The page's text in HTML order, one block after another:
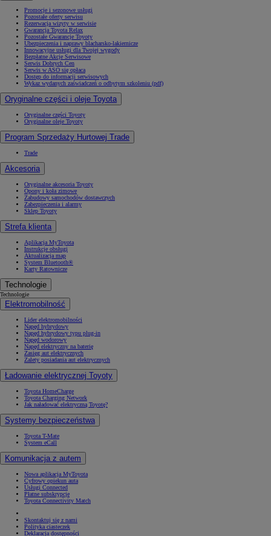
Promocje i sezonowe usługi
Pozostałe oferty serwisu
Rezerwacja wizyty w serwisie
Gwarancja Toyota Relax
Pozostałe Gwarancje Toyoty
Ubezpieczenia i naprawy blacharsko-lakiernicze
Innowacyjne usługi dla Twojej wygody
Bezpłatne Akcje Serwisowe
Serwis Dobrych Cen
Serwis w ASO się opłaca
Dostęp do informacji serwisowych
Wykaz wydanych zaświadczeń o odbytym szkoleniu (pdf)
Oryginalne części i oleje Toyota
Oryginalne części Toyoty
Oryginalne oleje Toyoty
Program Sprzedaży Hurtowej Trade
Trade
Akcesoria
Oryginalne akcesoria Toyoty
Opony i koła zimowe
Zabudowy samochodów dostawczych
Zabezpieczenia i alarmy
Sklep Toyoty
Strefa klienta
Aplikacja MyToyota
Instrukcje obsługi
Aktualizacja map
System Bluetooth®
Karty Ratownicze
Technologie
Technologie
Elektromobilność
Lider elektromobilności
Napęd hybrydowy
Napęd hybrydowy typu plug-in
Napęd wodorowy
Napęd elektryczny na baterię
Zasięg aut elektrycznych
Zalety posiadania aut elektrycznych
Ładowanie elektrycznej Toyoty
Toyota HomeCharge
Toyota Charging Network
Jak naładować elektryczną Toyotę?
Systemy bezpieczeństwa
Toyota T-Mate
System eCall
Komunikacja z autem
Nowa aplikacja MyToyota
Cyfrowy opiekun auta
Usługi Connected
Płatne subskrypcje
Toyota Connectivity Match
Skontaktuj się z nami
Polityka ciasteczek
Deklaracja dostępności